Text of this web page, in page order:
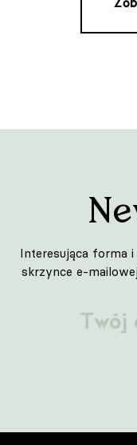
Interesująca forma
skrzynce e-